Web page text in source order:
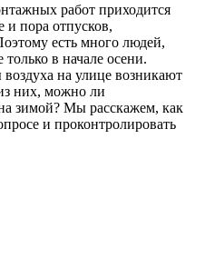
работ приходится
пора отпусков,
есть много людей,
в начале осени.
на улице возникают
них, можно ли
зимой? Мы расскажем, как
и проконтролировать